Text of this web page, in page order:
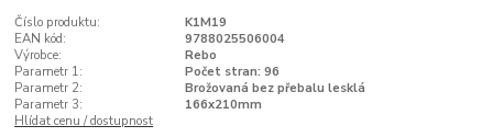
Číslo produktu:
K1M19
EAN kód:
9788025506004
Výrobce:
Rebo
Parametr 1:
Počet stran: 96
Parametr 2:
Brožovaná bez přebalu lesklá
Parametr 3:
166x210mm
Hlídat cenu / dostupnost